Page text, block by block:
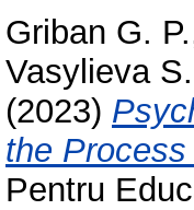
Griban G. P.
Vasylieva S.
(2023)
the
Pentru